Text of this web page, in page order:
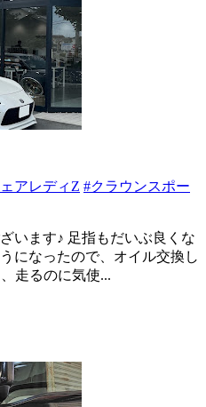
アレディZ #クラウンスポー
います♪ 足指もだいぶ良くな
になったので、オイル交換し
走るのに気使...